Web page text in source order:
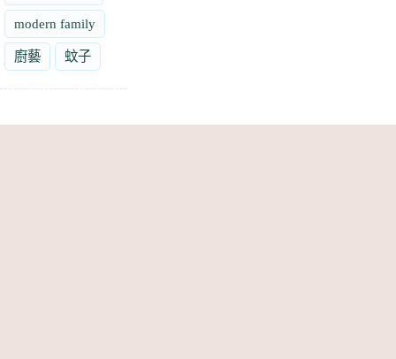
modern family
廚藝 蚊子